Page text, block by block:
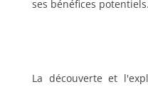
ses bénéfices potentiels.
La découverte et